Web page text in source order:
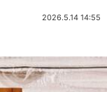
2026.5.14 14:55